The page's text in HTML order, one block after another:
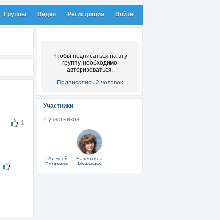
Группы Видео Регистрация Войти
1
Чтобы подписаться на эту
группу, необходимо
авторизоваться.
Подписались 2 человек
Участники
2 участников
Алексей
Богданов
Валентина
Моноенко